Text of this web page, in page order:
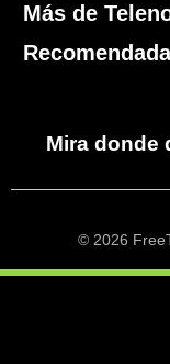
Más de
Mira donde
© 2026